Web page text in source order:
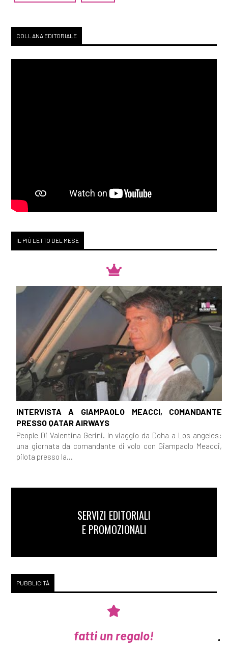
COLLANA EDITORIALE
IL PIÙ LETTO DEL MESE
INTERVISTA A GIAMPAOLO MEACCI, COMANDANTE
PRESSO QATAR AIRWAYS
People Di Valentina Gerini. In viaggio da Doha a Los angeles:
una giornata da comandante di volo con Giampaolo Meacci,
pilota presso la...
SERVIZI EDITORIALI
E PROMOZIONALI
PUBBLICITÀ
fatti un regalo!